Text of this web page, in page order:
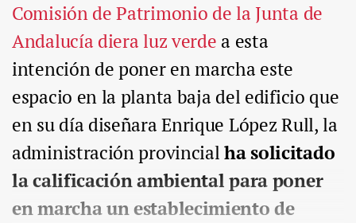
Comisión de Patrimonio de la Junta de
Andalucía diera luz verde a esta
intención de poner en marcha este
espacio en la planta baja del edificio que
en su día diseñara Enrique López Rull, la
administración provincialha solicitado
la calificación ambiental para poner
en marcha un establecimiento de